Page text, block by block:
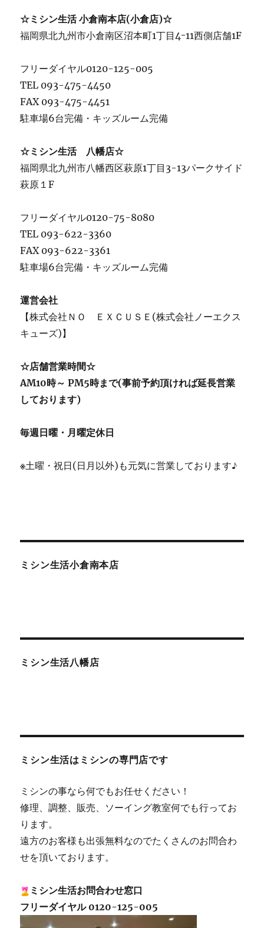
☆ミシン生活 小倉南本店(小倉店)☆
福岡県北九州市小倉南区沼本町1丁目4ｰ11西側店舗1F
フリーダイヤル0120-125-005
TEL 093-475-4450
FAX 093-475-4451
駐車場6台完備・キッズルーム完備
☆ミシン生活 八幡店☆
福岡県北九州市八幡西区萩原1丁目3-13パークサイド
萩原１F
フリーダイヤル0120-75-8080
TEL 093-622-3360
FAX 093-622-3361
駐車場6台完備・キッズルーム完備
運営会社
【株式会社ＮＯ ＥＸＣＵＳＥ(株式会社ノーエクス
キューズ)】
☆店舗営業時間☆
AM10時～ PM5時まで(事前予約頂ければ延長営業
しております)
毎週日曜・月曜定休日
※土曜・祝日(日月以外)も元気に営業しております♪
ミシン生活小倉南本店
ミシン生活八幡店
ミシン生活はミシンの専門店です
ミシンの事なら何でもお任せください！
修理、調整、販売、ソーイング教室何でも行ってお
ります。
遠方のお客様も出張無料なのでたくさんのお問合わ
せを頂いております。
ミシン生活お問合わせ窓口
フリーダイヤル 0120-125-005